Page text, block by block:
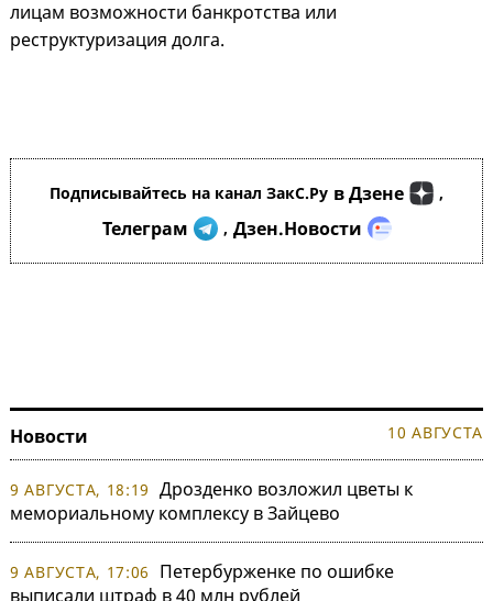
лицам возможности банкротства или
реструктуризация долга.
Подписывайтесь на канал ЗакС.Ру в Дзене ,
Телеграм , Дзен.Новости
Новости 10 АВГУСТА
9 АВГУСТА, 18:19 Дрозденко возложил цветы к
мемориальному комплексу в Зайцево
9 АВГУСТА, 17:06
Петербурженке по ошибке
выписали штраф в 40 млн рублей